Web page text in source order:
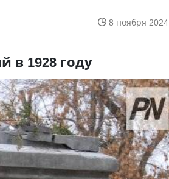
8 ноября 2024
в 1928 году